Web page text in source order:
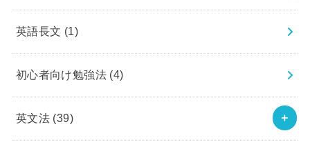
英語長文 (1)
初心者向け勉強法 (4)
英文法 (39)